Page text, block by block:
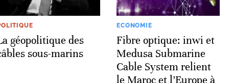
géopolitique des
sous-marins
ECONOMIE
Fibre optique: inwi et
Medusa Submarine
Cable System relient
le Maroc et l’Europe à